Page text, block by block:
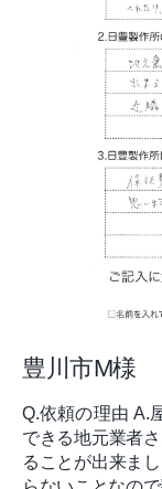
豊川市M様
Q.依頼の理由 A.
できる地元業者
ることが出来ま